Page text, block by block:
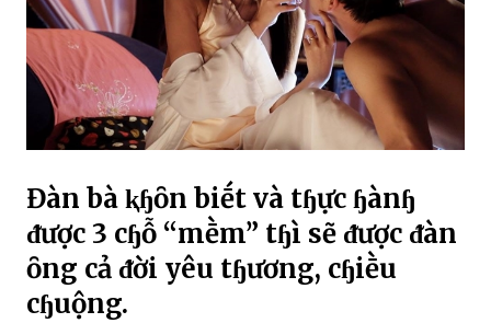
Đàn bà ⱪɧȏn biḗt và tɧực ɧànɧ
ᵭược 3 cɧỗ “mḕm” tɧì sẽ ᵭược ᵭàn
ȏng cả ᵭời yêu tɧương, cɧiḕu
cɧuộng.